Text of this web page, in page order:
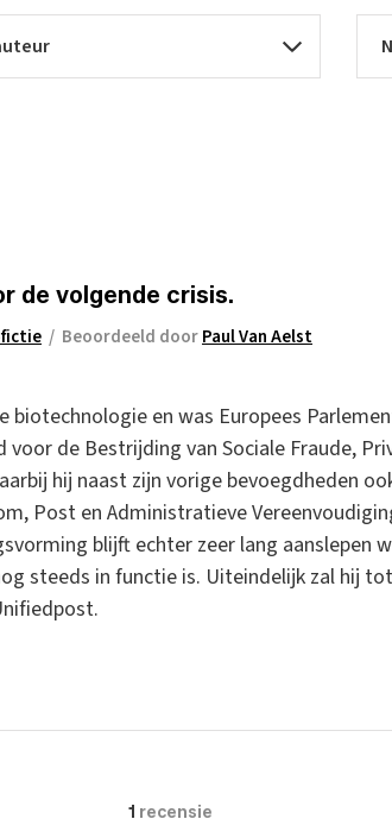
de volgende crisis.
/ Beoordeeld doorPaul Van Aelst
biotechnologie en was Europees
de Bestrijding van Sociale Fraude,
hij naast zijn vorige bevoegdheden
Post en Administratieve
blijft echter zeer lang aanslepen
steeds in functie is. Uiteindelijk zal hij
1 recensie